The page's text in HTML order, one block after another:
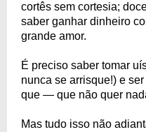
cortês sem cortesia;
saber ganhar dinheiro
grande amor.
É preciso saber tomar
nunca se arrisque!) e
que — que não quer
Mas tudo isso não